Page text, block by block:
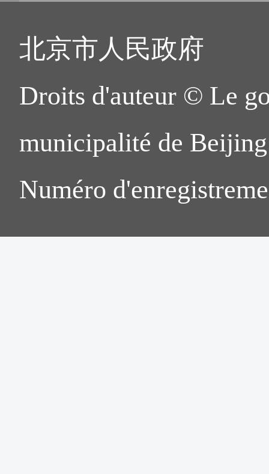
北京市人民政府
Droits d'auteur © Le
municipalité de
Numéro